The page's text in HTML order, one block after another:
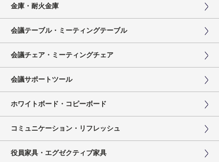
金庫・耐火金庫
会議テーブル・ミーティングテーブル
会議チェア・ミーティングチェア
会議サポートツール
ホワイトボード・コピーボード
コミュニケーション・リフレッシュ
役員家具・エグゼクティブ家具